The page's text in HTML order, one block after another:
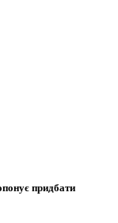
придбати